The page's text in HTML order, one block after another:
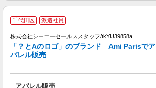
千代田区 派遣社員
株式会社シーエーセールススタッフ/tkYU39858a
「？とAのロゴ」のブランド Ami Parisでア
パレル販売
アパレル販売